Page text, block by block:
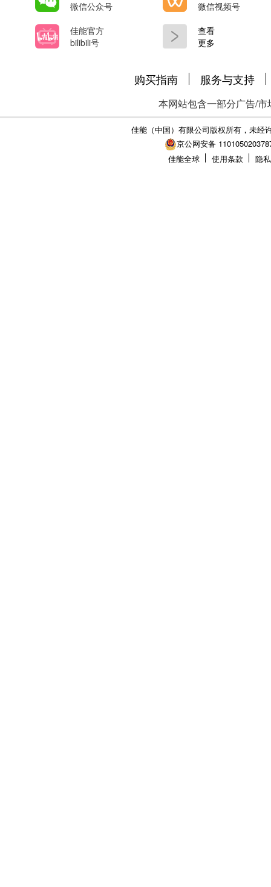
微信公众号
微信视频号
佳能官方
bilibili号
查看
更多
购买指南 服务与支持
本网站包含一部分广告/
佳能（中国）有限公司版权所有，未经
京公网安备
佳能全球
使用条款 隐